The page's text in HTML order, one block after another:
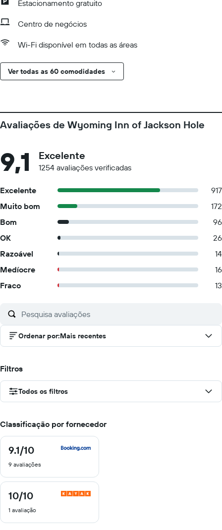
Estacionamento gratuito
Centro de negócios
Wi-Fi disponível em todas as áreas
Ver todas as 60 comodidades
Avaliações de Wyoming Inn of Jackson Hole
9,1 Excelente
1254 avaliações verificadas
Excelente
917
Muito bom
172
Bom
96
OK
26
Razoável
14
Medíocre
16
Fraco
13
Ordenar por:Mais recentes
Filtros
Todos os filtros
Classificação por fornecedor
9.1/10
9.1
10
9 avaliações
10/10
10
10
1 avaliação